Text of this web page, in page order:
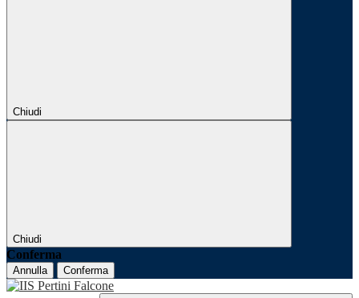
Chiudi
Chiudi
Conferma
Annulla Conferma